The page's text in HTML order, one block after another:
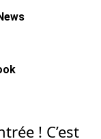
! C’est